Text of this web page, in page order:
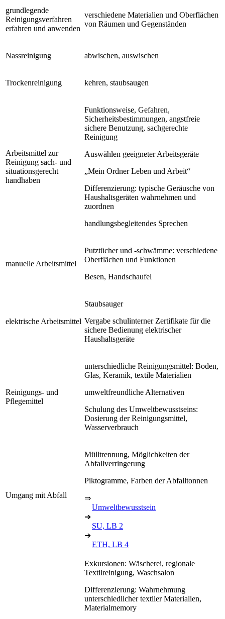
grundlegende
Reinigungsverfahren
erfahren und anwenden
verschiedene Materialien und Oberflächen
von Räumen und Gegenständen
Nassreinigung abwischen, auswischen
Trockenreinigung kehren, staubsaugen
Arbeitsmittel zur
Reinigung sach- und
situationsgerecht
handhaben
Funktionsweise, Gefahren,
Sicherheitsbestimmungen, angstfreie
sichere Benutzung, sachgerechte
Reinigung
Auswählen geeigneter Arbeitsgeräte
„Mein Ordner Leben und Arbeit“
Differenzierung: typische Geräusche von
Haushaltsgeräten wahrnehmen und
zuordnen
handlungsbegleitendes Sprechen
manuelle Arbeitsmittel
Putztücher und -schwämme: verschiedene
Oberflächen und Funktionen
Besen, Handschaufel
elektrische Arbeitsmittel
Staubsauger
Vergabe schulinterner Zertifikate für die
sichere Bedienung elektrischer
Haushaltsgeräte
Reinigungs- und
Pflegemittel
unterschiedliche Reinigungsmittel: Boden,
Glas, Keramik, textile Materialien
umweltfreundliche Alternativen
Schulung des Umweltbewusstseins:
Dosierung der Reinigungsmittel,
Wasserverbrauch
Umgang mit Abfall
Mülltrennung, Möglichkeiten der
Abfallverringerung
Piktogramme, Farben der Abfalltonnen
⇒
Umweltbewusstsein
➔
SU, LB 2
➔
ETH, LB 4
Exkursionen: Wäscherei, regionale
Textilreinigung, Waschsalon
Differenzierung: Wahrnehmung
unterschiedlicher textiler Materialien,
Materialmemory